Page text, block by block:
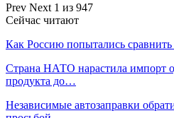
Prev Next 1 из 947
Сейчас читают
Как Россию попытались
Страна НАТО нарастила импорт
продукта до…
Независимые автозаправки